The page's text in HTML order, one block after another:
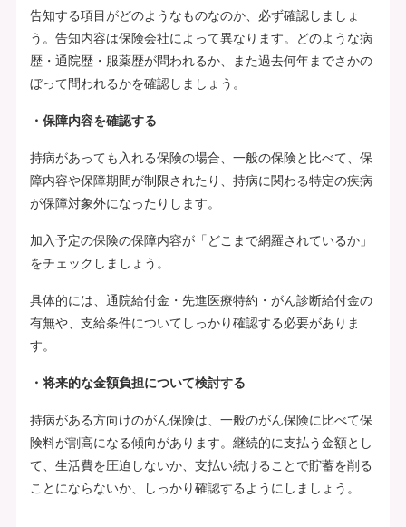
告知する項目がどのようなものなのか、必ず確認しましょ
う。告知内容は保険会社によって異なります。どのような病
歴・通院歴・服薬歴が問われるか、また過去何年までさかの
ぼって問われるかを確認しましょう。
・保障内容を確認する
持病があっても入れる保険の場合、一般の保険と比べて、保
障内容や保障期間が制限されたり、持病に関わる特定の疾病
が保障対象外になったりします。
加入予定の保険の保障内容が「どこまで網羅されているか」
をチェックしましょう。
具体的には、通院給付金・先進医療特約・がん診断給付金の
有無や、支給条件についてしっかり確認する必要がありま
す。
・将来的な金額負担について検討する
持病がある方向けのがん保険は、一般のがん保険に比べて保
険料が割高になる傾向があります。継続的に支払う金額とし
て、生活費を圧迫しないか、支払い続けることで貯蓄を削る
ことにならないか、しっかり確認するようにしましょう。